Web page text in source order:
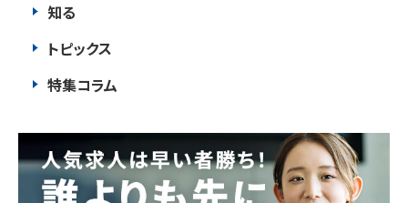
知る
トピックス
特集コラム